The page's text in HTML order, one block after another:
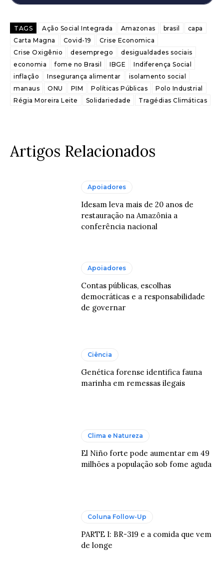
TAGS Ação Social Integrada Amazonas brasil
capa
Carta Magna
Covid-19
Crise Economica
Crise Oxigênio
desemprego
desigualdades sociais
economia
fome no Brasil IBGE
Indiferença Social
inflação
Insegurança alimentar
isolamento social
manaus
ONU PIM Políticas Públicas
Polo Industrial
Régia Moreira Leite
Solidariedade Tragédias Climáticas
Artigos Relacionados
Apoiadores
Idesam leva mais de 20 anos de
restauração na Amazônia a
conferência nacional
Apoiadores
Contas públicas, escolhas
democráticas e a responsabilidade
de governar
Ciência
Genética forense identifica fauna
marinha em remessas ilegais
Clima e Natureza
El Niño forte pode aumentar em 49
milhões a população sob fome aguda
Coluna Follow-Up
PARTE I: BR-319 e a comida que vem
de longe